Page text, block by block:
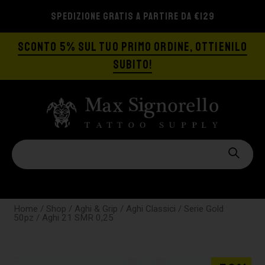
SPEDIZIONE GRATIS A PARTIRE DA €129
SCONTO 5% SUL TUO PRIMO ORDINE, OTTIENILO
SUBITO!
Home / Shop / Aghi & Grip / Aghi Classici / Serie Gold
50pz / Aghi 21 SMR 0,25